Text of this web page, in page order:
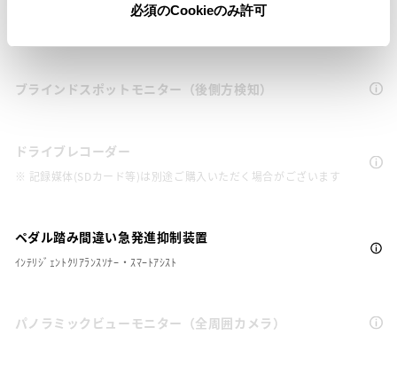
必須のCookieのみ許可
ブラインドスポットモニター（後側方検知）
ドライブレコーダー
※ 記録媒体(SDカード等)は別途ご購入いただく場合がございます
ペダル踏み間違い急発進抑制装置
ｲﾝﾃﾘｼﾞｪﾝﾄｸﾘｱﾗﾝｽｿﾅｰ・ｽﾏｰﾄｱｼｽﾄ
パノラミックビューモニター（全周囲カメラ）